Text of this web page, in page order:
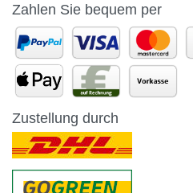
Zahlen Sie bequem per
Zustellung durch